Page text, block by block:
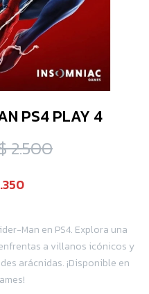
PS4 PLAY 4
2.500
Man en PS4. Explora una
a villanos icónicos y
arácnidas. ¡Disponible en